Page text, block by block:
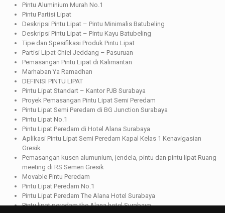
Pintu Aluminium Murah No.1
Pintu Partisi Lipat
Deskripsi Pintu Lipat – Pintu Minimalis Batubeling
Deskripsi Pintu Lipat – Pintu Kayu Batubeling
Tipe dan Spesifikasi Produk Pintu Lipat
Partisi Lipat Chiel Jeddang – Pasuruan
Pemasangan Pintu Lipat di Kalimantan
Marhaban Ya Ramadhan
DEFINISI PINTU LIPAT
Pintu Lipat Standart – Kantor PJB Surabaya
Proyek Pemasangan Pintu Lipat Semi Peredam
Pintu Lipat Semi Peredam di BG Junction Surabaya
Pintu Lipat No.1
Pintu Lipat Peredam di Hotel Alana Surabaya
Aplikasi Pintu Lipat Semi Peredam Kapal Kelas 1 Kenavigasian
Gresik
Pemasangan kusen alumunium, jendela, pintu dan pintu lipat Ruang
meeting di RS Semen Gresik
Movable Pintu Peredam
Pintu Lipat Peredam No.1
Pintu Lipat Peredam The Alana Hotel Surabaya
Pintu lipat peredam the Alana hotel Surabaya